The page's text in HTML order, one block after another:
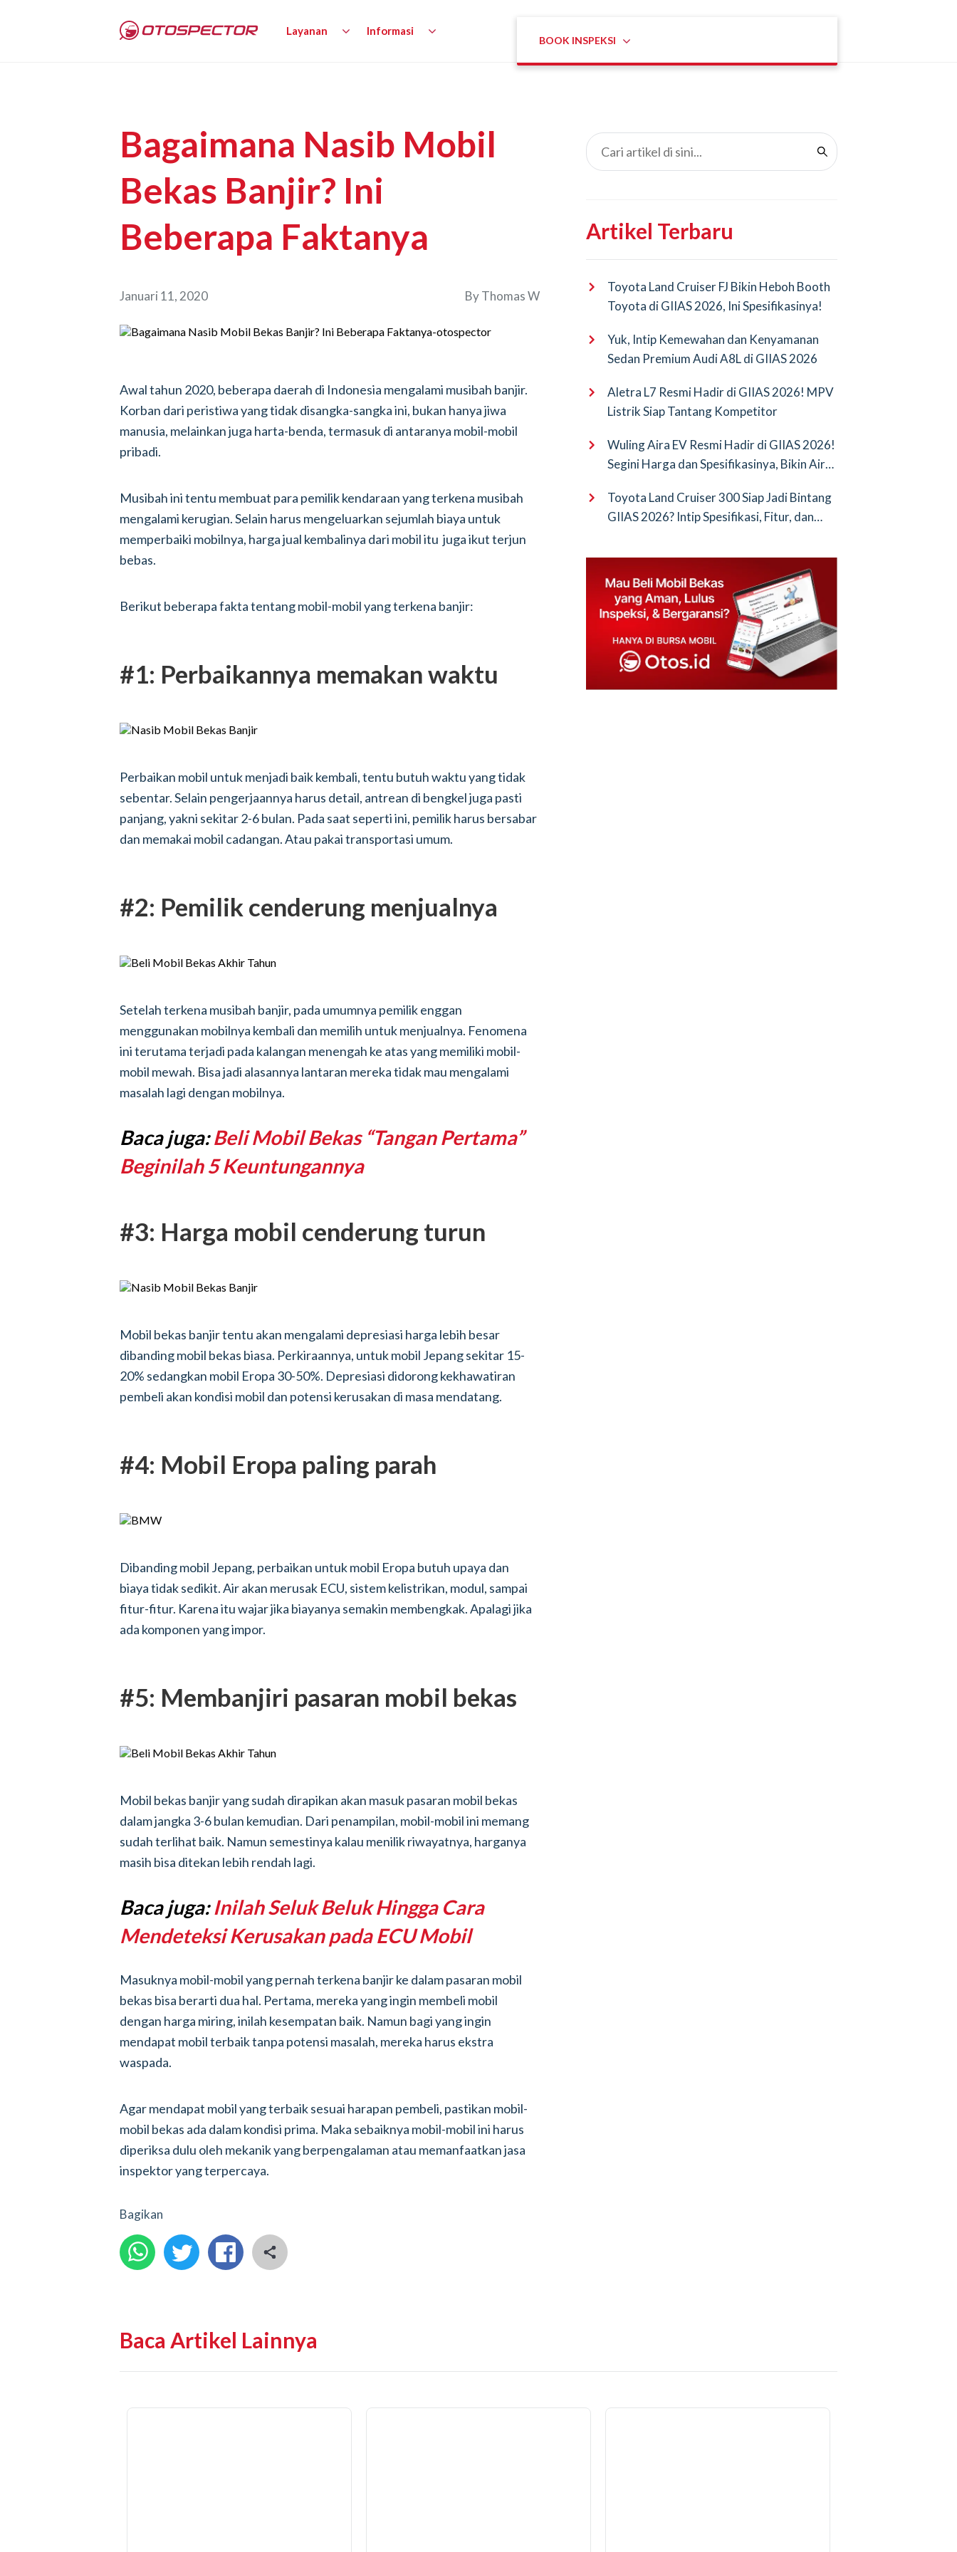
Layanan Informasi
Bagaimana Nasib Mobil
Bekas Banjir? Ini
Beberapa Faktanya
Januari 11, 2020 ByThomas W
Awal tahun 2020, beberapa daerah di Indonesia mengalami musibah banjir.
Korban dari peristiwa yang tidak disangka-sangka ini, bukan hanya jiwa
manusia, melainkan juga harta-benda, termasuk di antaranya mobil-mobil
pribadi.
Musibah ini tentu membuat para pemilik kendaraan yang terkena musibah
mengalami kerugian. Selain harus mengeluarkan sejumlah biaya untuk
memperbaiki mobilnya, harga jual kembalinya dari mobil itu juga ikut terjun
bebas.
Berikut beberapa fakta tentang mobil-mobil yang terkena banjir:
#1: Perbaikannya memakan waktu
Perbaikan mobil untuk menjadi baik kembali, tentu butuh waktu yang tidak
sebentar. Selain pengerjaannya harus detail, antrean di bengkel juga pasti
panjang, yakni sekitar 2-6 bulan. Pada saat seperti ini, pemilik harus bersabar
dan memakai mobil cadangan. Atau pakai transportasi umum.
#2: Pemilik cenderung menjualnya
Setelah terkena musibah banjir, pada umumnya pemilik enggan
menggunakan mobilnya kembali dan memilih untuk menjualnya. Fenomena
ini terutama terjadi pada kalangan menengah ke atas yang memiliki mobil-
mobil mewah. Bisa jadi alasannya lantaran mereka tidak mau mengalami
masalah lagi dengan mobilnya.
Baca juga:Beli Mobil Bekas “Tangan Pertama”
Beginilah 5 Keuntungannya
#3: Harga mobil cenderung turun
Mobil bekas banjir tentu akan mengalami depresiasi harga lebih besar
dibanding mobil bekas biasa. Perkiraannya, untuk mobil Jepang sekitar 15-
20% sedangkan mobil Eropa 30-50%. Depresiasi didorong kekhawatiran
pembeli akan kondisi mobil dan potensi kerusakan di masa mendatang.
#4: Mobil Eropa paling parah
Dibanding mobil Jepang, perbaikan untuk mobil Eropa butuh upaya dan
biaya tidak sedikit. Air akan merusak ECU, sistem kelistrikan, modul, sampai
fitur-fitur. Karena itu wajar jika biayanya semakin membengkak. Apalagi jika
ada komponen yang impor.
#5: Membanjiri pasaran mobil bekas
Mobil bekas banjir yang sudah dirapikan akan masuk pasaran mobil bekas
dalam jangka 3-6 bulan kemudian. Dari penampilan, mobil-mobil ini memang
sudah terlihat baik. Namun semestinya kalau menilik riwayatnya, harganya
masih bisa ditekan lebih rendah lagi.
Baca juga:Inilah Seluk Beluk Hingga Cara
Mendeteksi Kerusakan pada ECU Mobil
Masuknya mobil-mobil yang pernah terkena banjir ke dalam pasaran mobil
bekas bisa berarti dua hal. Pertama, mereka yang ingin membeli mobil
dengan harga miring, inilah kesempatan baik. Namun bagi yang ingin
mendapat mobil terbaik tanpa potensi masalah, mereka harus ekstra
waspada.
Agar mendapat mobil yang terbaik sesuai harapan pembeli, pastikan mobil-
mobil bekas ada dalam kondisi prima. Maka sebaiknya mobil-mobil ini harus
diperiksa dulu oleh mekanik yang berpengalaman atau memanfaatkan jasa
inspektor yang terpercaya.
Bagikan
Artikel Terbaru
Toyota Land Cruiser FJ Bikin Heboh Booth
Toyota di GIIAS 2026, Ini Spesifikasinya!
Yuk, Intip Kemewahan dan Kenyamanan
Sedan Premium Audi A8L di GIIAS 2026
Aletra L7 Resmi Hadir di GIIAS 2026! MPV
Listrik Siap Tantang Kompetitor
Wuling Aira EV Resmi Hadir di GIIAS 2026!
Segini Harga dan Spesifikasinya, Bikin Air
Toyota Land Cruiser 300 Siap Jadi Bintang
GIIAS 2026? Intip Spesifikasi, Fitur, dan
Baca Artikel Lainnya
BOOK INSPEKSI